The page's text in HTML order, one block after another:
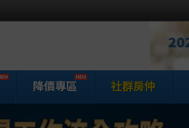
降價專區 社群房仲